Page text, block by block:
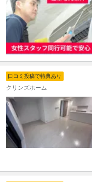
口コミ投稿で特典あり
クリンズホーム